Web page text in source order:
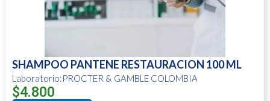
SHAMPOO PANTENE RESTAURACION 100 ML
Laboratorio:PROCTER & GAMBLE COLOMBIA
$4.800